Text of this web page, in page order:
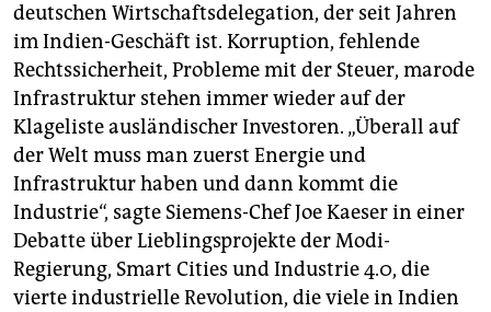
deutschen Wirtschaftsdelegation, der seit Jahren
im Indien-Geschäft ist. Korruption, fehlende
Rechtssicherheit, Probleme mit der Steuer, marode
Infrastruktur stehen immer wieder auf der
Klageliste ausländischer Investoren. „Überall auf
der Welt muss man zuerst Energie und
Infrastruktur haben und dann kommt die
Industrie“, sagte Siemens-Chef Joe Kaeser in einer
Debatte über Lieblingsprojekte der Modi-
Regierung, Smart Cities und Industrie 4.0, die
vierte industrielle Revolution, die viele in Indien